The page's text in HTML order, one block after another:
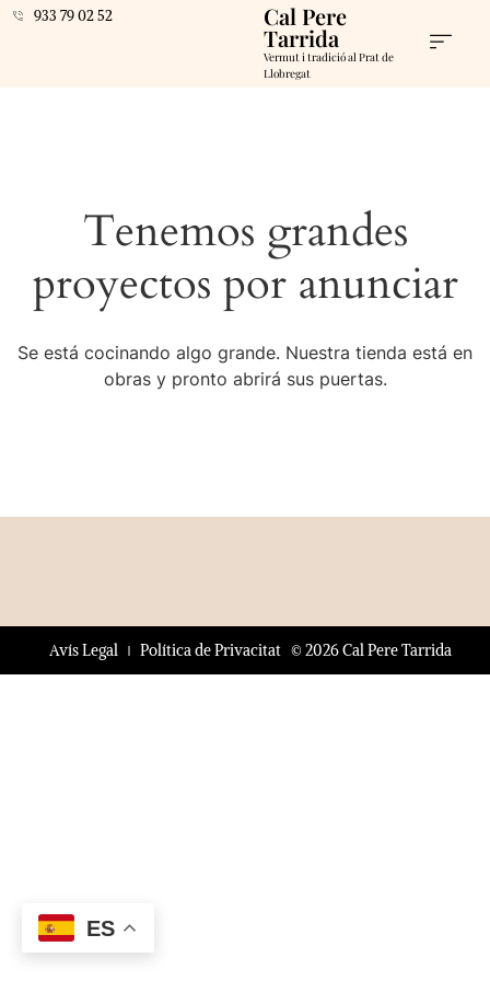
933 79 02 52 Cal Pere
Tarrida
Vermut i tradició al Prat de
Llobregat
Tenemos grandes
proyectos por anunciar
Se está cocinando algo grande. Nuestra tienda está en
obras y pronto abrirá sus puertas.
© 2026 Cal Pere Tarrida
Avís Legal Política de Privacitat
ES